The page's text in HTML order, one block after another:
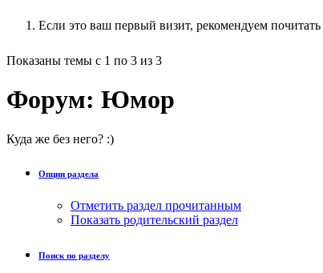
Если это ваш первый визит, рекомендуем почитать
Показаны темы с 1 по 3 из 3
Форум: Юмор
Куда же без него? :)
Опции раздела
Отметить раздел прочитанным
Показать родительский раздел
Поиск по разделу